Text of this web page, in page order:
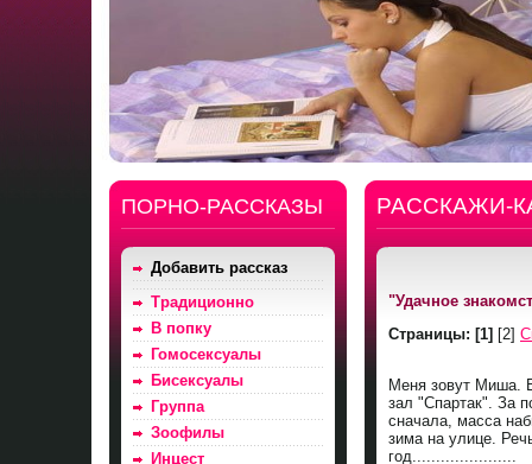
ПОРНО-РАССКАЗЫ
Добавить рассказ
Традиционно
В попку
Гомосексуалы
Бисексуалы
Группа
Зоофилы
Инцест
РАССКАЖИ-
"Удачное
Страницы: [1] [2]
Меня зовут Миша.
зал "Спартак". За
сначала, масса
зима на улице.
год......................